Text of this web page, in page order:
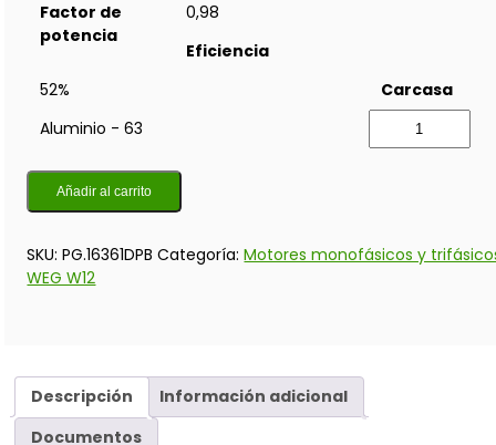
Factor de
potencia
0,98
Eficiencia
52%
Carcasa
Aluminio - 63
Añadir al carrito
SKU:PG.16361DPB Categoría:Motores monofásicos y
WEG W12
Descripción
Información adicional
Documentos